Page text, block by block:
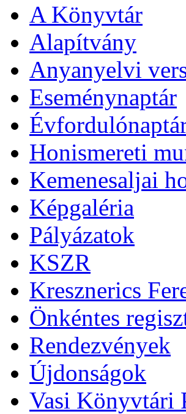
A Könyvtár
Alapítvány
Anyanyelvi
Eseménynaptár
Honismereti
Kemenesaljai
Képgaléria
Pályázatok
KSZR
Kresznerics
Önkéntes
Rendezvények
Újdonságok
Vasi Könyvtári